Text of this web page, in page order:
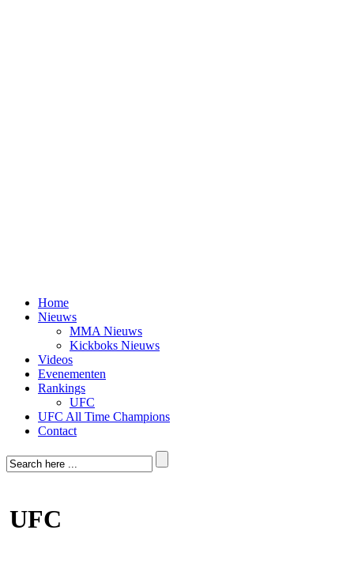
Home
Nieuws
MMA Nieuws
Kickboks Nieuws
Videos
Evenementen
Rankings
UFC
UFC All Time Champions
Contact
UFC